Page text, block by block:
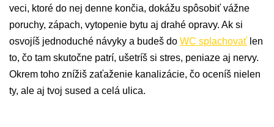
veci, ktoré do nej denne končia, dokážu spôsobiť vážne
poruchy, zápach, vytopenie bytu aj drahé opravy. Ak si
osvojíš jednoduché návyky a budeš do WC splachovať len
to, čo tam skutočne patrí, ušetríš si stres, peniaze aj nervy.
Okrem toho znížiš zaťaženie kanalizácie, čo oceníš nielen
ty, ale aj tvoj sused a celá ulica.